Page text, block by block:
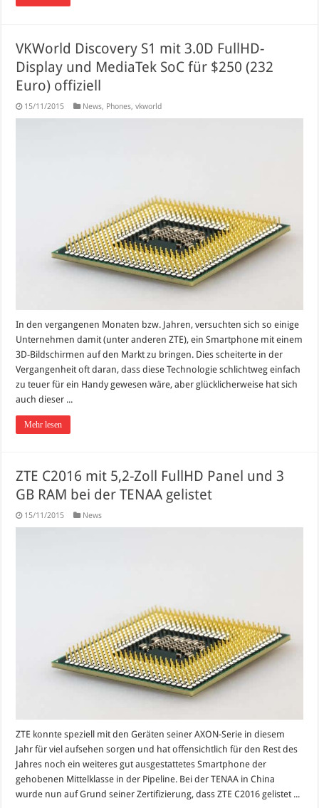
VKWorld Discovery S1 mit 3.0D FullHD-
Display und MediaTek SoC für $250 (232
Euro) offiziell
15/11/2015 News, Phones,vkworld
In den vergangenen Monaten bzw. Jahren, versuchten sich so einige
Unternehmen damit (unter anderen ZTE), ein Smartphone mit einem
3D-Bildschirmen auf den Markt zu bringen. Dies scheiterte in der
Vergangenheit oft daran, dass diese Technologie schlichtweg einfach
zu teuer für ein Handy gewesen wäre, aber glücklicherweise hat sich
auch dieser ...
Mehr lesen
ZTE C2016 mit 5,2-Zoll FullHD Panel und 3
GB RAM bei der TENAA gelistet
15/11/2015 News
ZTE konnte speziell mit den Geräten seiner AXON-Serie in diesem
Jahr für viel aufsehen sorgen und hat offensichtlich für den Rest des
Jahres noch ein weiteres gut ausgestattetes Smartphone der
gehobenen Mittelklasse in der Pipeline. Bei der TENAA in China
wurde nun auf Grund seiner Zertifizierung, dass ZTE C2016 gelistet ...